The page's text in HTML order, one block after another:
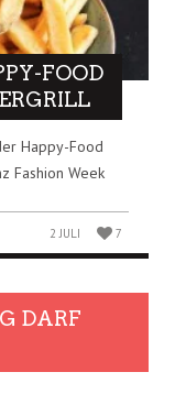
FOOD
Happy-Food
Fashion Week
2 JULI 7
DARF